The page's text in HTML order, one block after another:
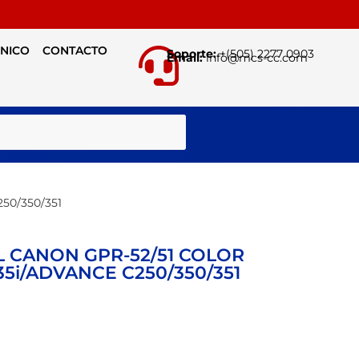
CONTACTO Soporte:+(505) 2277 0903
Email:info@mcs-cc.com
350/351
GPR-52/51 COLOR
ADVANCE C250/350/351